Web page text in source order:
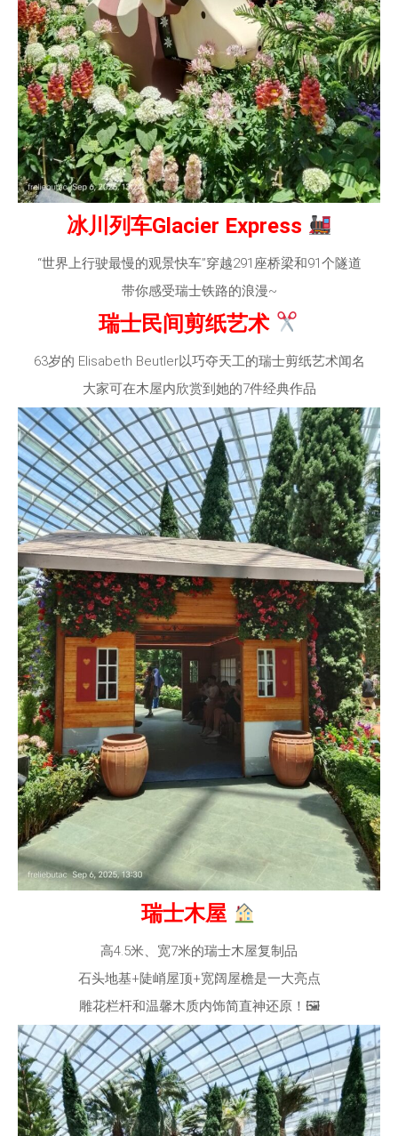
冰川列车Glacier Express
“世界上行驶最慢的观景快车”穿越291座桥梁和91个隧道
带你感受瑞士铁路的浪漫~
瑞士民间剪纸艺术
63岁的 Elisabeth Beutler以巧夺天工的瑞士剪纸艺术闻名
大家可在木屋内欣赏到她的7件经典作品
瑞士木屋
高4.5米、宽7米的瑞士木屋复制品
石头地基+陡峭屋顶+宽阔屋檐是一大亮点
雕花栏杆和温馨木质内饰简直神还原！🖼